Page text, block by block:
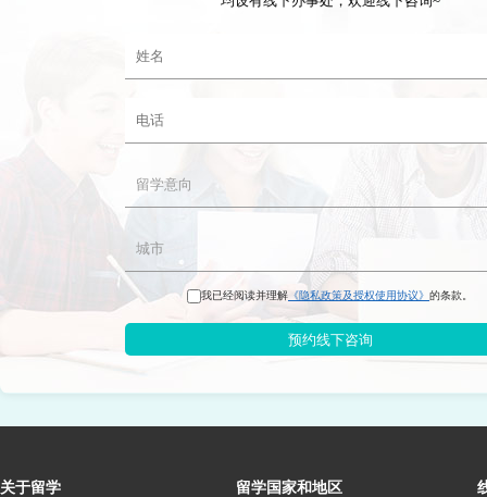
我已经阅读并理解 《隐私政策及授权使用协议》 的条款。
预约线下咨询
关于留学 留学国家和地区